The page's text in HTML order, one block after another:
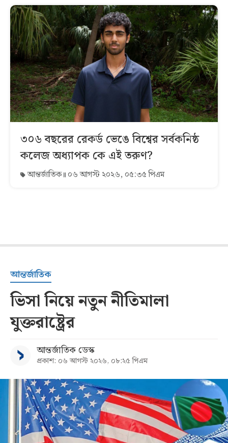
৩০৬ বছরের রেকর্ড ভেঙে বিশ্বের সর্বকনিষ্ঠ
কলেজ অধ্যাপক কে এই তরুণ?
আন্তর্জাতিক ০৬ আগস্ট ২০২৬, ০৫:৩৫ পিএম
আন্তর্জাতিক
ভিসা নিয়ে নতুন নীতিমালা
যুক্তরাষ্ট্রের
আন্তর্জাতিক ডেস্ক
প্রকাশ: ০৬ আগস্ট ২০২৬, ০৮:২৫ পিএম